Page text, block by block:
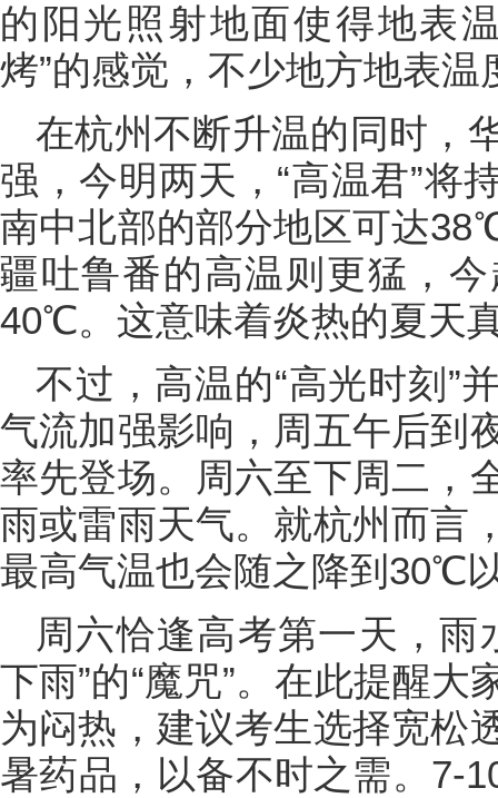
的阳光照射地面使得地表
烤”的感觉，不少地方地表
在杭州不断升温的同时，
强，今明两天，“高温君”将
南中北部的部分地区可达
疆吐鲁番的高温则更猛，
40℃。这意味着炎热的夏天
不过，高温的“高光时刻”
气流加强影响，周五午后到
率先登场。周六至下周二，
雨或雷雨天气。就杭州而言
最高气温也会随之降到30℃
周六恰逢高考第一天，雨
下雨”的“魔咒”。在此提醒
为闷热，建议考生选择宽松
暑药品，以备不时之需。7-